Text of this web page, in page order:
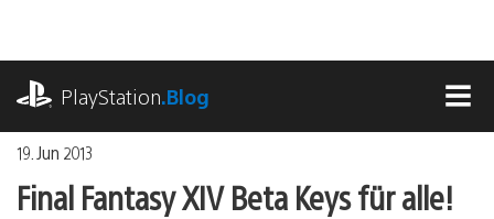
springen
PlayStation.Blog
19. Jun 2013
Final Fantasy XIV Beta Keys für alle!